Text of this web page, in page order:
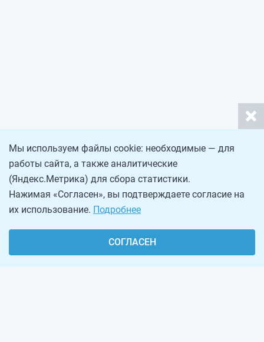
Мы используем файлы cookie: необходимые — для
работы сайта, а также аналитические
(Яндекс.Метрика) для сбора статистики.
Нажимая «Согласен», вы подтверждаете согласие на
их использование. Подробнее
СОГЛАСЕН